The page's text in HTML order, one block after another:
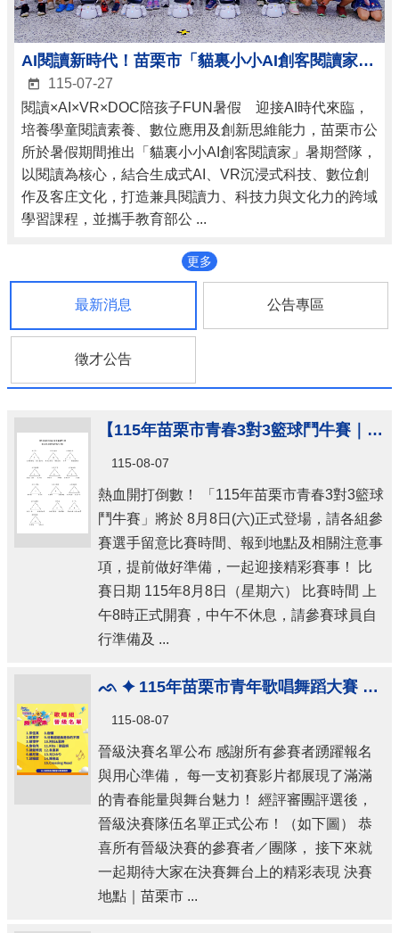
AI閱讀新時代！苗栗市「貓裏小小AI創客閱讀家」暑期營隊正式啟動
115-07-27
閱讀×AI×VR×DOC陪孩子FUN暑假 迎接AI時代來臨，
培養學童閱讀素養、數位應用及創新思維能力，苗栗市公
所於暑假期間推出「貓裏小小AI創客閱讀家」暑期營隊，
以閱讀為核心，結合生成式AI、VR沉浸式科技、數位創
作及客庄文化，打造兼具閱讀力、科技力與文化力的跨域
學習課程，並攜手教育部公 ...
更多
最新消息 公告專區
徵才公告
【115年苗栗市青春3對3籃球鬥牛賽｜賽事資訊及注意事項】
115-08-07
熱血開打倒數！ 「115年苗栗市青春3對3籃球
鬥牛賽」將於 8月8日(六)正式登場，請各組參
賽選手留意比賽時間、報到地點及相關注意事
項，提前做好準備，一起迎接精彩賽事！ 比
賽日期 115年8月8日（星期六） 比賽時間 上
午8時正式開賽，中午不休息，請參賽球員自
行準備及 ...
ᨒ ✦ 115年苗栗市青年歌唱舞蹈大賽 ✦ ᨒ
115-08-07
晉級決賽名單公布 感謝所有參賽者踴躍報名
與用心準備， 每一支初賽影片都展現了滿滿
的青春能量與舞台魅力！ 經評審團評選後，
晉級決賽隊伍名單正式公布！（如下圖） 恭
喜所有晉級決賽的參賽者／團隊， 接下來就
一起期待大家在決賽舞台上的精彩表現 決賽
地點｜苗栗市 ...